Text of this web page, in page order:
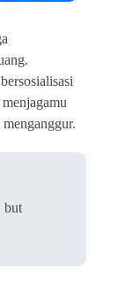
but